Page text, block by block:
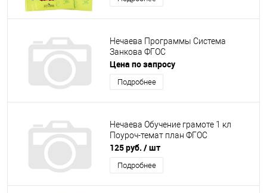
Нечаева Программы Система
Занкова ФГОС
Цена по запросу
Подробнее
Нечаева Обучение грамоте 1 кл
Поуроч-темат план ФГОС
125 руб. / шт
Подробнее